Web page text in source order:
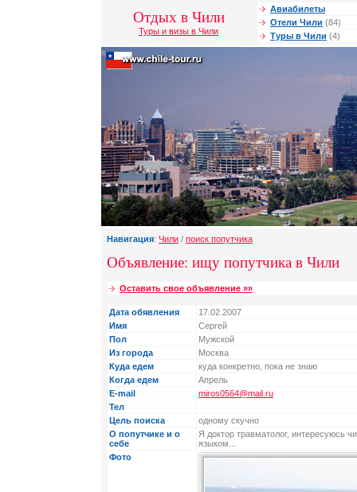
Отдых в Чили
Туры и визы в Чили
Авиабилеты
Отели Чили (84)
Туры в Чили (4)
Навигация: Чили / поиск попутчика
Объявление: ищу попутчика в Чили
Оставить свое объявление »»
Дата обявления
17.02.2007
Имя
Сергей
Пол
Мужской
Из города
Москва
Куда едем
куда конкретно, пока не знаю
Когда едем
Апрель
E-mail
miros0564@mail.ru
Тел
Цель поиска
одному скучно
О попутчике и о
себе
Я доктор травматолог, интересуюсь
языком...
Фото